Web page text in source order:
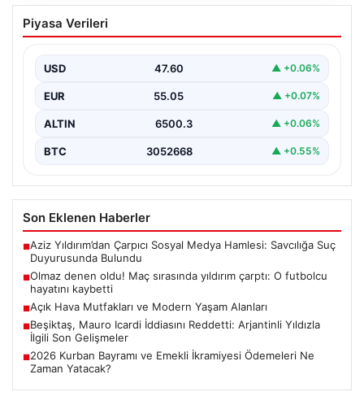
Olmaz denen oldu! Maç sırasında
yıldırım çarptı: O futbolcu hayatını
Piyasa Verileri
USD 47.60 ▲ +0.06%
EUR 55.05 ▲ +0.07%
ALTIN 6500.3 ▲ +0.06%
BTC 3052668 ▲ +0.55%
Son Eklenen Haberler
■Aziz Yıldırım’dan Çarpıcı Sosyal Medya Hamlesi: Savcılığa Suç
Duyurusunda Bulundu
■Olmaz denen oldu! Maç sırasında yıldırım çarptı: O futbolcu
hayatını kaybetti
■Açık Hava Mutfakları ve Modern Yaşam Alanları
■Beşiktaş, Mauro Icardi İddiasını Reddetti: Arjantinli Yıldızla
İlgili Son Gelişmeler
■2026 Kurban Bayramı ve Emekli İkramiyesi Ödemeleri Ne
Zaman Yatacak?